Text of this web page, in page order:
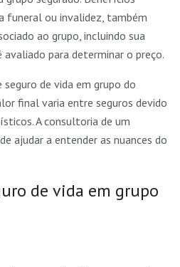
funeral ou invalidez, também
ao grupo, incluindo sua
para determinar o preço.
de vida em grupo do
final varia entre seguros devido
A consultoria de um
ajudar a entender as nuances do
de vida em grupo